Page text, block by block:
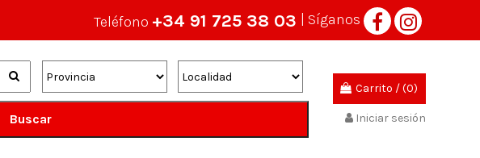
Teléfono +34 91 725 38 03 | Síganos
Buscar
Carrito /(0)
Iniciar sesión